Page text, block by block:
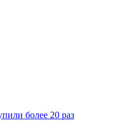
более 20 раз